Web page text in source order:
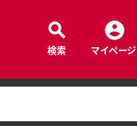
検索 マイページ